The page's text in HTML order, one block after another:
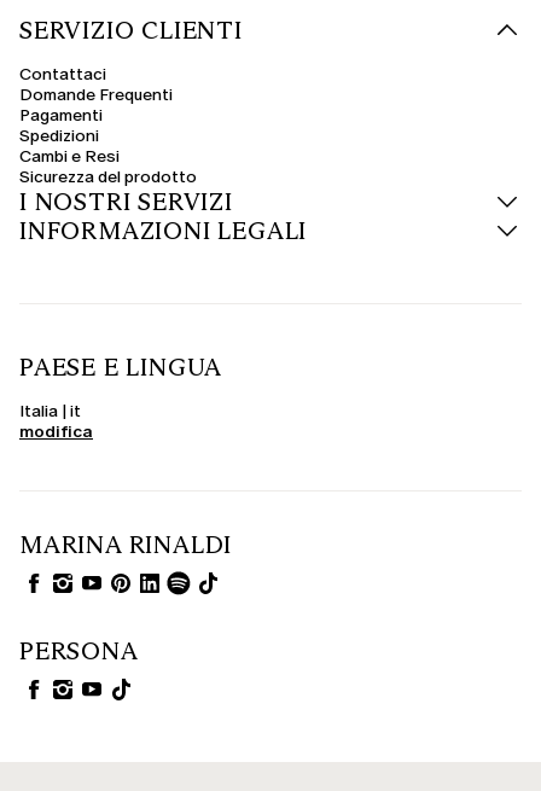
SERVIZIO CLIENTI
Contattaci
Domande Frequenti
Pagamenti
Spedizioni
Cambi e Resi
Sicurezza del prodotto
I NOSTRI SERVIZI
INFORMAZIONI LEGALI
PAESE E LINGUA
Italia | it
modifica
MARINA RINALDI
PERSONA